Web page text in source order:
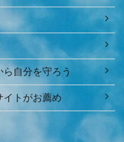
自分を守ろう
トがお薦め